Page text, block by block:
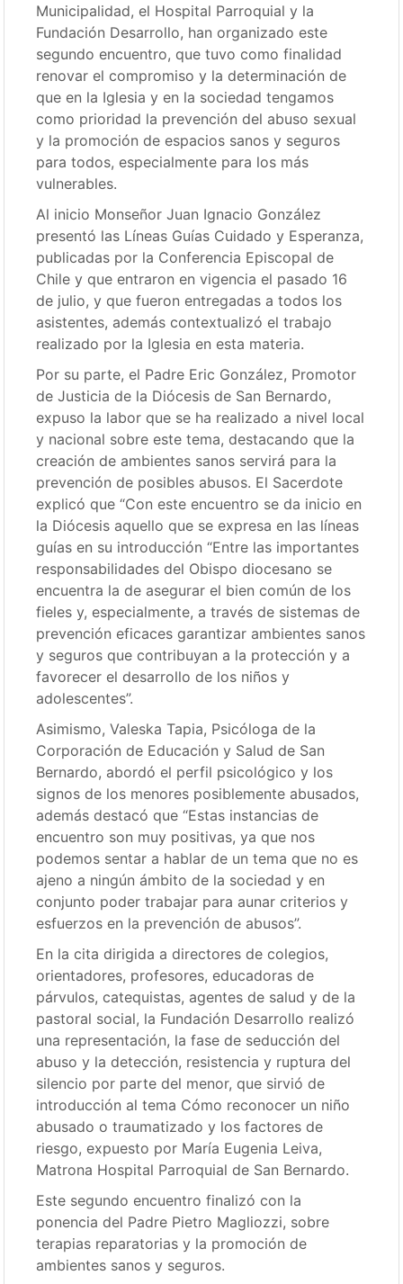
Municipalidad, el Hospital Parroquial y la
Fundación Desarrollo, han organizado este
segundo encuentro, que tuvo como finalidad
renovar el compromiso y la determinación de
que en la Iglesia y en la sociedad tengamos
como prioridad la prevención del abuso sexual
y la promoción de espacios sanos y seguros
para todos, especialmente para los más
vulnerables.
Al inicio Monseñor Juan Ignacio González
presentó las Líneas Guías Cuidado y Esperanza,
publicadas por la Conferencia Episcopal de
Chile y que entraron en vigencia el pasado 16
de julio, y que fueron entregadas a todos los
asistentes, además contextualizó el trabajo
realizado por la Iglesia en esta materia.
Por su parte, el Padre Eric González, Promotor
de Justicia de la Diócesis de San Bernardo,
expuso la labor que se ha realizado a nivel local
y nacional sobre este tema, destacando que la
creación de ambientes sanos servirá para la
prevención de posibles abusos. El Sacerdote
explicó que “Con este encuentro se da inicio en
la Diócesis aquello que se expresa en las líneas
guías en su introducción “Entre las importantes
responsabilidades del Obispo diocesano se
encuentra la de asegurar el bien común de los
fieles y, especialmente, a través de sistemas de
prevención eficaces garantizar ambientes sanos
y seguros que contribuyan a la protección y a
favorecer el desarrollo de los niños y
adolescentes”.
Asimismo, Valeska Tapia, Psicóloga de la
Corporación de Educación y Salud de San
Bernardo, abordó el perfil psicológico y los
signos de los menores posiblemente abusados,
además destacó que “Estas instancias de
encuentro son muy positivas, ya que nos
podemos sentar a hablar de un tema que no es
ajeno a ningún ámbito de la sociedad y en
conjunto poder trabajar para aunar criterios y
esfuerzos en la prevención de abusos”.
En la cita dirigida a directores de colegios,
orientadores, profesores, educadoras de
párvulos, catequistas, agentes de salud y de la
pastoral social, la Fundación Desarrollo realizó
una representación, la fase de seducción del
abuso y la detección, resistencia y ruptura del
silencio por parte del menor, que sirvió de
introducción al tema Cómo reconocer un niño
abusado o traumatizado y los factores de
riesgo, expuesto por María Eugenia Leiva,
Matrona Hospital Parroquial de San Bernardo.
Este segundo encuentro finalizó con la
ponencia del Padre Pietro Magliozzi, sobre
terapias reparatorias y la promoción de
ambientes sanos y seguros.